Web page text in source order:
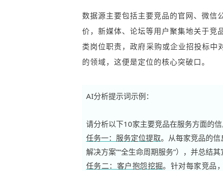
数据源主要包括主要竞品的官网、微信
价，新媒体、论坛等用户聚集地关于竞
类岗位职责，政府采购或企业招投标中
的领域，这便是定位的核心突破口。
AI分析提示词示例：
请分析以下10家主要竞品在服务方面的信
任务一：服务定位提取。从每家竞品的信
解决方案”“全生命周期服务”），并总结其
任务二：客户抱怨挖掘。针对每家竞品